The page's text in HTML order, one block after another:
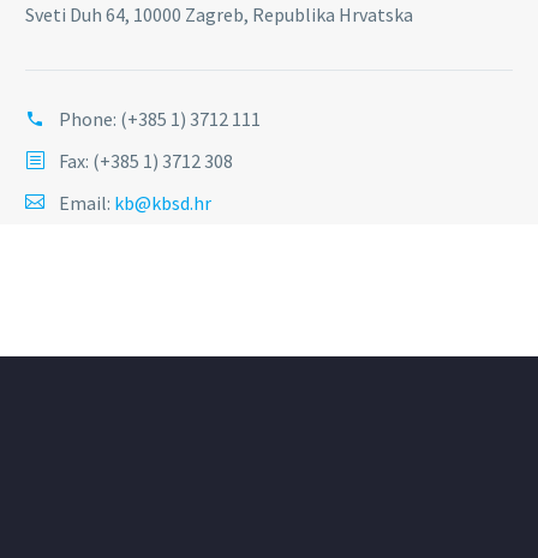
Sveti Duh 64, 10000 Zagreb, Republika Hrvatska
Phone: (+385 1) 3712 111
Fax: (+385 1) 3712 308
Email: kb@kbsd.hr